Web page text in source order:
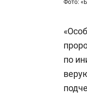
Фото:
по